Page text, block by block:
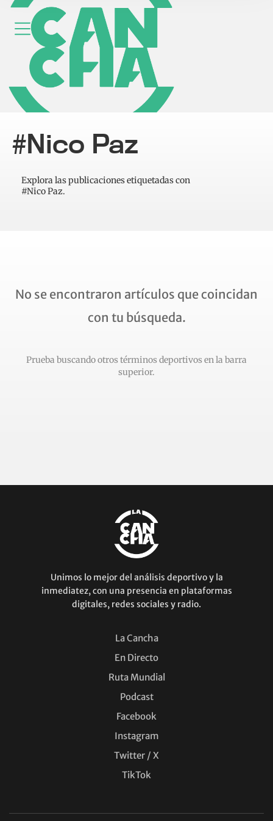
#Nico Paz
Explora las publicaciones etiquetadas con
#Nico Paz.
No se encontraron artículos que coincidan
con tu búsqueda.
Prueba buscando otros términos deportivos en la barra
superior.
Unimos lo mejor del análisis deportivo y la
inmediatez, con una presencia en plataformas
digitales, redes sociales y radio.
La Cancha
En Directo
Ruta Mundial
Podcast
Facebook
Instagram
Twitter / X
TikTok